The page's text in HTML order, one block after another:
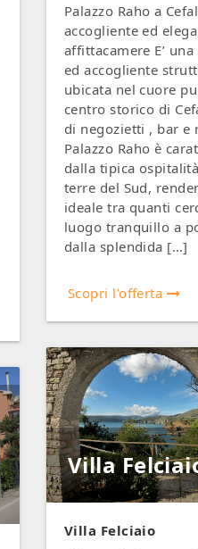
Palazzo Raho a
accogliente ed
affittacamere E’
ed accogliente
ubicata nel cuore
centro storico di
di negozietti , bar e
Palazzo Raho è
dalla tipica
terre del Sud,
ideale tra quanti
luogo tranquillo a
dalla splendida […]
Scopri l'offerta
Villa
Villa Felciaio